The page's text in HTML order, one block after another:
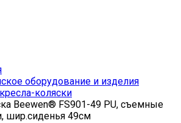
оборудование и изделия
коляски
Beewen® FS901-49 PU, съемные
шир.сиденья 49см